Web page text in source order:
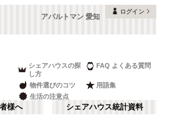
アパルトマン 愛知
ログイン
シェアハウスの探
し方
FAQ よくある質問
物件選びのコツ
用語集
生活の注意点
様へ シェアハウス統計資料